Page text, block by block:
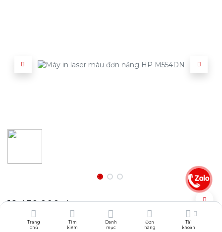
Trang
chủ
Tìm
kiếm
Danh
mục
Đơn
hàng
Tài
khoản
18.450.000₫
Chọn địa điểm để xem trước phí vận chuyển: